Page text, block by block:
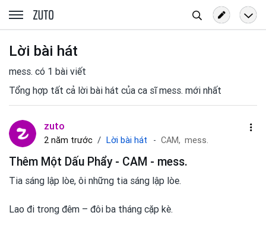
zuto.vn
kiếm
Lời bài hát
mess. có 1 bài viết
Tổng hợp tất cả lời bài hát của ca sĩ mess. mới nhất
zuto
2 năm trước Lời bài hát CAM, mess.
Thêm Một Dấu Phẩy - CAM - mess.
Tia sáng lập lòe, ôi những tia sáng lập lòe.
Lao đi trong đêm – đôi ba tháng cặp kè.